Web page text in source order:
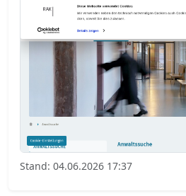
Stand: 04.06.2026 17:37